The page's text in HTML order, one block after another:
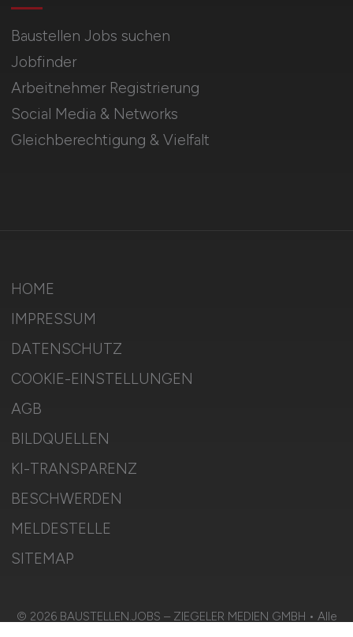
Baustellen Jobs suchen
Jobfinder
Arbeitnehmer Registrierung
Social Media & Networks
Gleichberechtigung & Vielfalt
HOME
IMPRESSUM
DATENSCHUTZ
COOKIE-EINSTELLUNGEN
AGB
BILDQUELLEN
KI-TRANSPARENZ
BESCHWERDEN
MELDESTELLE
SITEMAP
© 2026 BAUSTELLEN.JOBS – ZIEGELER MEDIEN GMBH • Alle